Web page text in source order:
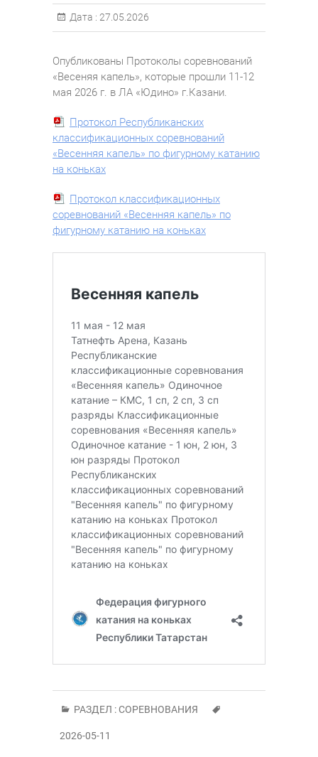
Дата : 27.05.2026
Опубликованы Протоколы соревнований
«Весеняя капель», которые прошли 11-12
мая 2026 г. в ЛА «Юдино» г.Казани.
Протокол Республиканских
классификационных соревнований
«Весенняя капель» по фигурному катанию
на коньках
Протокол классификационных
соревнований «Весенняя капель» по
фигурному катанию на коньках
РАЗДЕЛ :СОРЕВНОВАНИЯ
2026-05-11